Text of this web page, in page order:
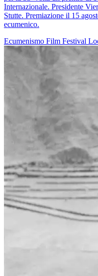
Internazionale. Presidente
Stutte. Premiazione il 15
ecumenico.
Ecumenismo Film Festival